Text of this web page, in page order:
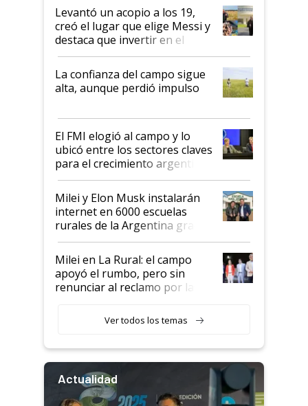
Levantó un acopio a los 19,
creó el lugar que elige Messi y
destaca que invertir en el
kirchnerismo era como "darle
plata a un hijo para droga":
Juan Félix Rossetti, el libertario
que de una dura crisis salió
de Milei
La confianza del campo sigue
alta, aunque perdió impulso
El FMI elogió al campo y lo
ubicó entre los sectores claves
para el crecimiento argentino
Milei y Elon Musk instalarán
internet en 6000 escuelas
rurales de la Argentina gracias
a un acuerdo con Starlink
Milei en La Rural: el campo
apoyó el rumbo, pero sin
renunciar al reclamo por las
Ver todos los temas
Actualidad